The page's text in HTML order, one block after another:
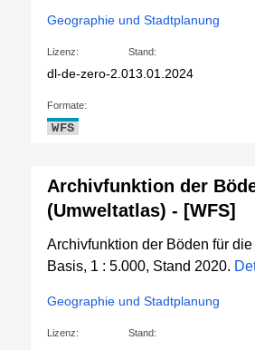
Geographie und Stadtplanung
Lizenz:
dl-de-zero-2.0
Stand:
13.01.2024
Formate:
WFS
Archivfunktion der
(Umweltatlas) - [WFS]
Archivfunktion der Böden für
Basis, 1 : 5.000, Stand 2020.
Geographie und Stadtplanung
Lizenz: Stand: